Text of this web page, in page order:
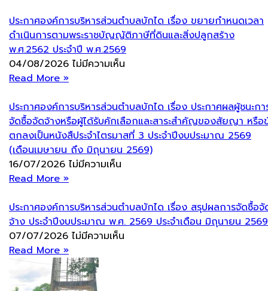
ประกาศองค์การบริหารส่วนตำบลบักได เรื่อง ขยายกำหนดเวลา
ดำเนินการตามพระราชบัญญัติภาษีที่ดินและสิ่งปลูกสร้าง
พ.ศ.2562 ประจำปี พ.ศ.2569
04/08/2026 ไม่มีความเห็น
Read More »
ประกาศองค์การบริหารส่วนตำบลบักได เรื่อง ประกาศผลผู้ชนะกา
จัดซื้อจัดจ้างหรือผู้ได้รับคักเลือกและสาระสำคัญของสัยญา หรือ
ตกลงเป็นหนังสืประจำไตรมาสที่ 3 ประจำปีงบประมาณ 2569
(เดือนเมษายน ถึง มิถุนายน 2569)
16/07/2026 ไม่มีความเห็น
Read More »
ประกาศองค์การบริหารส่วนตำบลบักได เรื่อง สรุปผลการจัดซื้อจั
จ้าง ประจำปีงบประมาณ พ.ศ. 2569 ประจำเดือน มิถุนายน 2569
07/07/2026 ไม่มีความเห็น
Read More »